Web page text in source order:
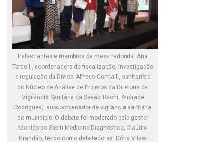
Palestrantes e membros da mesa redonda: Ana
Tardelli, coordenadora de fiscalização, investigação
e regulação da Divisa; Alfredo Cornialli, sanitarista
do Núcleo de Análise de Projetos da Diretoria de
Vigilância Sanitária da Sesab; Raoni, Andrade
Rodrigues, subcoordenador de vigilância sanitária
do município. O debate foi moderado pelo gestor
técnico do Sabin Medicina Diagnóstica, Claúdio
Brandão, tendo como debatedores: Dóris Vilas-